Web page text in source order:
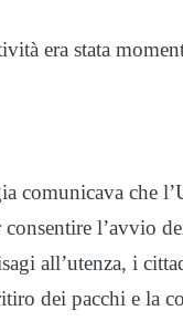
era stata
comunicava che
l’avvio
all’utenza, i
dei pacchi e la